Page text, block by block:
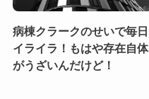
病棟クラークのせいで毎日
イライラ！もはや存在自体
がうざいんだけど！